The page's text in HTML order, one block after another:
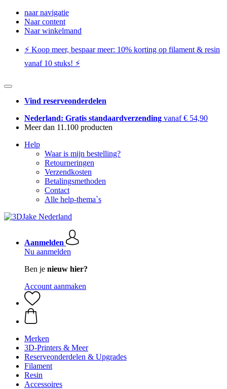
naar navigatie
Naar content
Naar winkelmand
⚡️ Koop meer, bespaar meer: ​​10% korting op filament & resin
vanaf 10 stuks! ⚡️
Vind reserveonderdelen
Nederland: Gratis standaardverzending vanaf € 54,90
Meer dan 11.100 producten
Help
Waar is mijn bestelling?
Retourneringen
Verzendkosten
Betalingsmethoden
Contact
Alle help-thema`s
Aanmelden
Nu aanmelden
Ben je nieuw hier?
Account aanmaken
Merken
3D-Printers & Meer
Reserveonderdelen & Upgrades
Filament
Resin
Accessoires